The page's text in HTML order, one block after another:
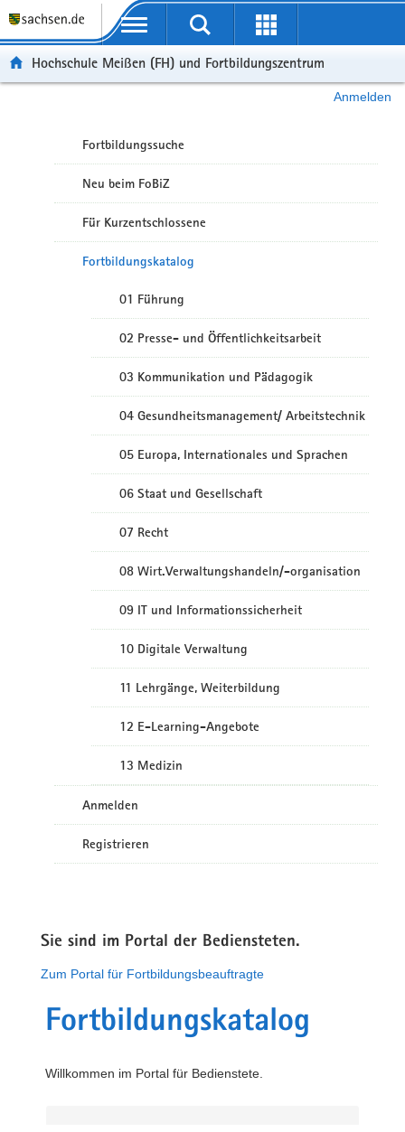
Portalübergreifende Navigation
Hochschule Meißen (FH) und Fortbildungszentrum
Anmelden
Fortbildungssuche
Neu beim FoBiZ
Für Kurzentschlossene
Fortbildungskatalog
01 Führung
02 Presse- und Öffentlichkeitsarbeit
03 Kommunikation und Pädagogik
04 Gesundheitsmanagement/ Arbeitstechnik
05 Europa, Internationales und Sprachen
06 Staat und Gesellschaft
07 Recht
08 Wirt.Verwaltungshandeln/-organisation
09 IT und Informationssicherheit
10 Digitale Verwaltung
11 Lehrgänge, Weiterbildung
12 E-Learning-Angebote
13 Medizin
Anmelden
Registrieren
Sie sind im Portal der Bediensteten.
Zum Portal für Fortbildungsbeauftragte
Fortbildungskatalog
Willkommen im Portal für Bedienstete.